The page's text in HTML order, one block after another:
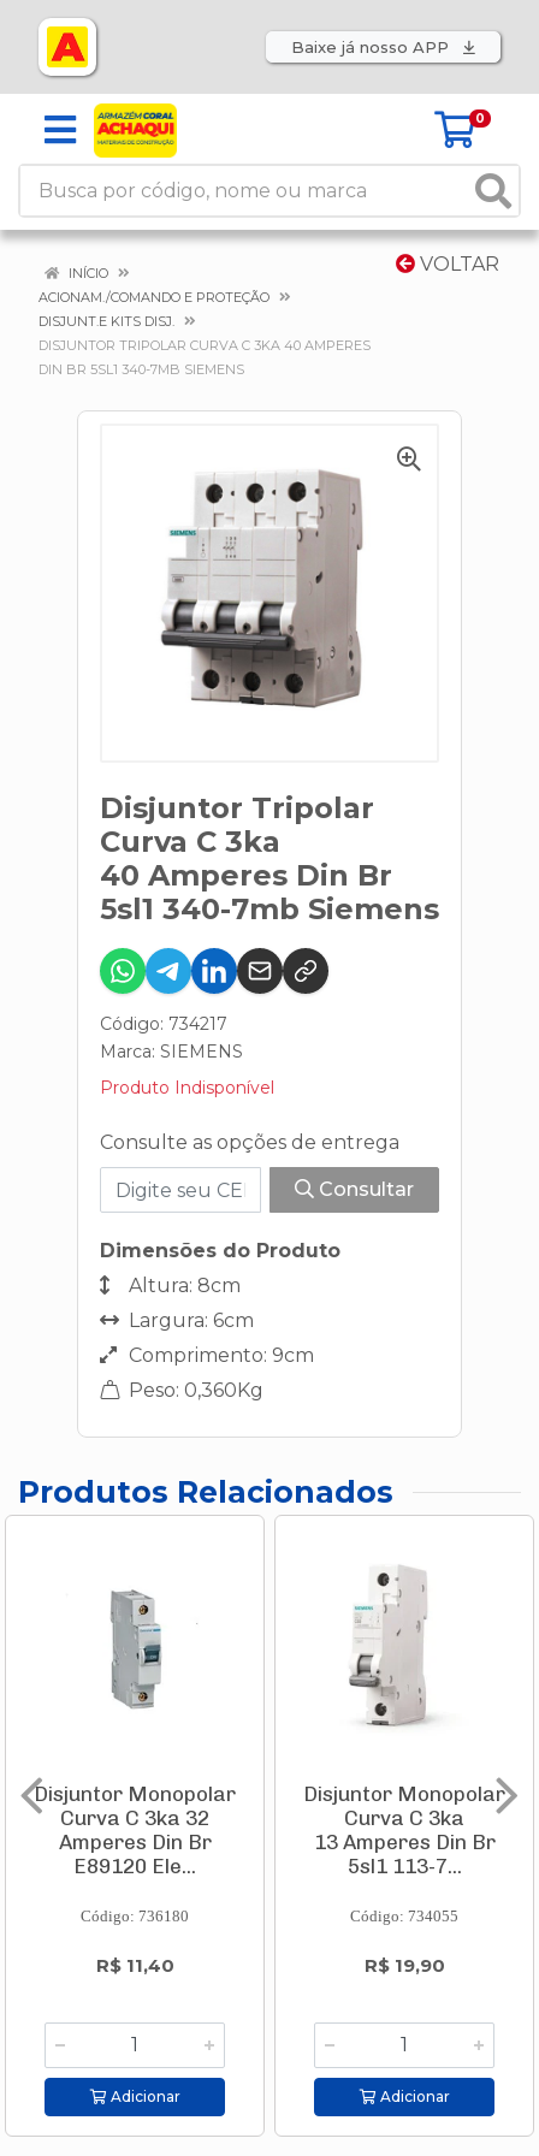
Baixe já nosso APP
0
VOLTAR
INÍCIO
ACIONAM./COMANDO E PROTEÇÃO
DISJUNT.E KITS DISJ.
DISJUNTOR TRIPOLAR CURVA C 3KA 40 AMPERES
DIN BR 5SL1 340-7MB SIEMENS
Disjuntor Tripolar
Curva C 3ka
40 Amperes Din Br
5sl1 340-7mb Siemens
Código: 734217
Marca: SIEMENS
Produto Indisponível
Consulte as opções de entrega
Consultar
Dimensões do Produto
Altura: 8cm
Largura: 6cm
Comprimento: 9cm
Peso: 0,360Kg
Produtos Relacionados
Disjuntor Monopolar
Curva C 3ka 32
Amperes Din Br
E89120 Ele...
Código: 736180
R$ 11,40
Adicionar
Disjuntor Monopolar
Curva C 3ka
13 Amperes Din Br
5sl1 113-7...
Código: 734055
R$ 19,90
Adicionar